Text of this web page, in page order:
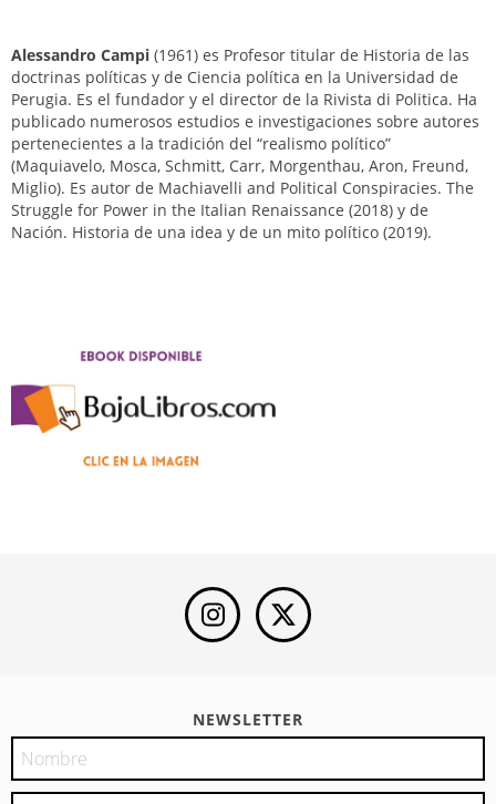
Alessandro Campi (1961) es Profesor titular de Historia de las
doctrinas políticas y de Ciencia política en la Universidad de
Perugia. Es el fundador y el director de la Rivista di Politica. Ha
publicado numerosos estudios e investigaciones sobre autores
pertenecientes a la tradición del “realismo político”
(Maquiavelo, Mosca, Schmitt, Carr, Morgenthau, Aron, Freund,
Miglio). Es autor de Machiavelli and Political Conspiracies. The
Struggle for Power in the Italian Renaissance (2018) y de
Nación. Historia de una idea y de un mito político (2019).
NEWSLETTER